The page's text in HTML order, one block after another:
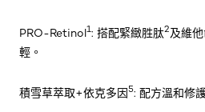
PRO-Retinol1: 搭配緊緻胜肽2及維
輕。
積雪草萃取+依克多因5: 配方溫和修